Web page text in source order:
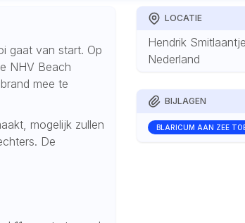
gaat van start. Op
NHV Beach
mee te
mogelijk zullen
De
LOCATIE
Hendrik
Nederland
BIJLAGEN